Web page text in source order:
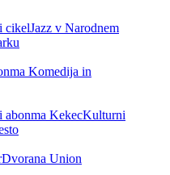
cikelJazz v Narodnem
Komedija in
abonma KekecKulturni
Dvorana Union